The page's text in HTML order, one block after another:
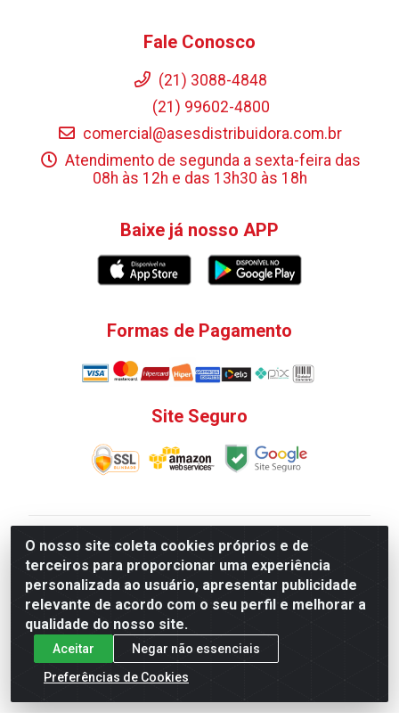
O nosso site coleta cookies próprios e de
terceiros para proporcionar uma experiência
personalizada ao usuário, apresentar publicidade
relevante de acordo com o seu perfil e melhorar a
qualidade do nosso site.
Aceitar
Negar não essenciais
Preferências de Cookies
Fale Conosco
(21) 3088-4848
(21) 99602-4800
comercial@asesdistribuidora.com.br
Atendimento de segunda a sexta-feira das
08h às 12h e das 13h30 às 18h
Baixe já nosso APP
Formas de Pagamento
Site Seguro
V. C. Ferragens LTDA - Rua do Matoso, 132 - Praça da
Bandeira, Rio de Janeiro/ RJ - CEP 20.270-135 - CNPJ
12.324.723/0001-25
Todas as regras de promoções, descontos, preços e
prazos de pagamento e entrega expostos aqui são
válidos apenas para compras via internet. Preços e
estoque sujeito a alterações sem aviso prévio.